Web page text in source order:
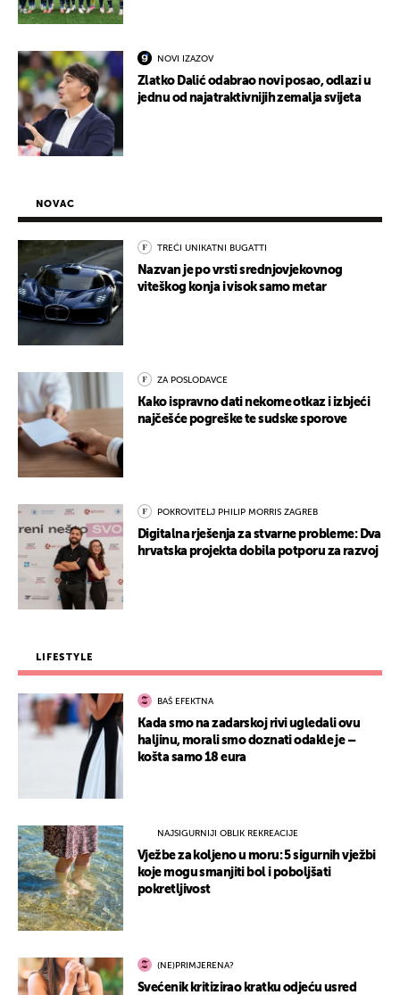
NOVI IZAZOV
Zlatko Dalić odabrao novi posao, odlazi u
jednu od najatraktivnijih zemalja svijeta
NOVAC
TREĆI UNIKATNI BUGATTI
Nazvan je po vrsti srednjovjekovnog
viteškog konja i visok samo metar
ZA POSLODAVCE
Kako ispravno dati nekome otkaz i izbjeći
najčešće pogreške te sudske sporove
POKROVITELJ PHILIP MORRIS ZAGREB
Digitalna rješenja za stvarne probleme: Dva
hrvatska projekta dobila potporu za razvoj
LIFESTYLE
BAŠ EFEKTNA
Kada smo na zadarskoj rivi ugledali ovu
haljinu, morali smo doznati odakle je –
košta samo 18 eura
NAJSIGURNIJI OBLIK REKREACIJE
Vježbe za koljeno u moru: 5 sigurnih vježbi
koje mogu smanjiti bol i poboljšati
pokretljivost
(NE)PRIMJERENA?
Svećenik kritizirao kratku odjeću usred